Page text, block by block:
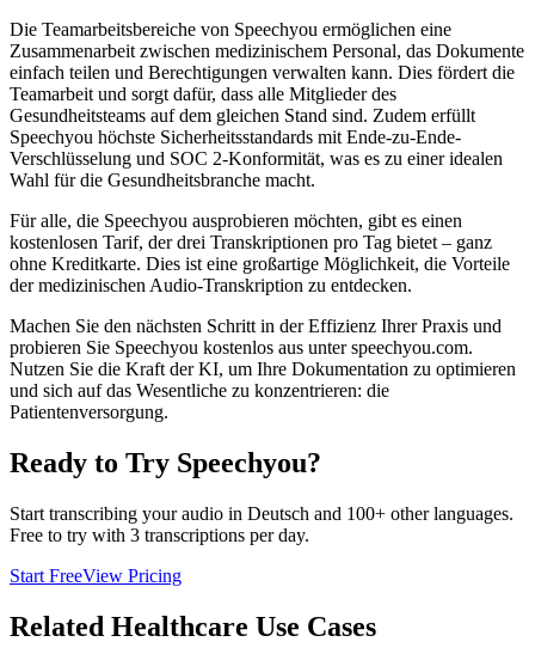
Die Teamarbeitsbereiche von Speechyou ermöglichen eine
Zusammenarbeit zwischen medizinischem Personal, das Dokumente
einfach teilen und Berechtigungen verwalten kann. Dies fördert die
Teamarbeit und sorgt dafür, dass alle Mitglieder des
Gesundheitsteams auf dem gleichen Stand sind. Zudem erfüllt
Speechyou höchste Sicherheitsstandards mit Ende-zu-Ende-
Verschlüsselung und SOC 2-Konformität, was es zu einer idealen
Wahl für die Gesundheitsbranche macht.
Für alle, die Speechyou ausprobieren möchten, gibt es einen
kostenlosen Tarif, der drei Transkriptionen pro Tag bietet – ganz
ohne Kreditkarte. Dies ist eine großartige Möglichkeit, die Vorteile
der medizinischen Audio-Transkription zu entdecken.
Machen Sie den nächsten Schritt in der Effizienz Ihrer Praxis und
probieren Sie Speechyou kostenlos aus unter speechyou.com.
Nutzen Sie die Kraft der KI, um Ihre Dokumentation zu optimieren
und sich auf das Wesentliche zu konzentrieren: die
Patientenversorgung.
Ready to Try Speechyou?
Start transcribing your audio in Deutsch and 100+ other languages.
Free to try with 3 transcriptions per day.
Start FreeView Pricing
Related Healthcare Use Cases